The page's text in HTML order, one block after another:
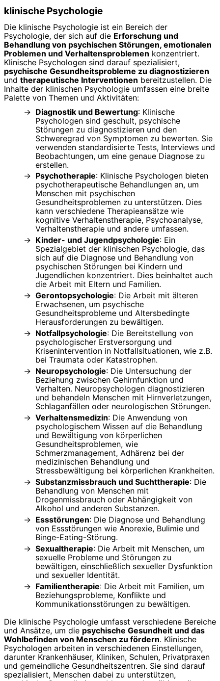
klinische Psychologie
Die klinische Psychologie ist ein Bereich der
Psychologie, der sich auf die Erforschung und
Behandlung von psychischen Störungen, emotionalen
Problemen und Verhaltensproblemen konzentriert.
Klinische Psychologen sind darauf spezialisiert,
psychische Gesundheitsprobleme zu diagnostizieren
und therapeutische Interventionen bereitzustellen. Die
Inhalte der klinischen Psychologie umfassen eine breite
Palette von Themen und Aktivitäten:
Diagnostik und Bewertung: Klinische
Psychologen sind geschult, psychische
Störungen zu diagnostizieren und den
Schweregrad von Symptomen zu bewerten. Sie
verwenden standardisierte Tests, Interviews und
Beobachtungen, um eine genaue Diagnose zu
erstellen.
Psychotherapie: Klinische Psychologen bieten
psychotherapeutische Behandlungen an, um
Menschen mit psychischen
Gesundheitsproblemen zu unterstützen. Dies
kann verschiedene Therapieansätze wie
kognitive Verhaltenstherapie, Psychoanalyse,
Verhaltenstherapie und andere umfassen.
Kinder- und Jugendpsychologie: Ein
Spezialgebiet der klinischen Psychologie, das
sich auf die Diagnose und Behandlung von
psychischen Störungen bei Kindern und
Jugendlichen konzentriert. Dies beinhaltet auch
die Arbeit mit Eltern und Familien.
Gerontopsychologie: Die Arbeit mit älteren
Erwachsenen, um psychische
Gesundheitsprobleme und Altersbedingte
Herausforderungen zu bewältigen.
Notfallpsychologie: Die Bereitstellung von
psychologischer Erstversorgung und
Krisenintervention in Notfallsituationen, wie z.B.
bei Traumata oder Katastrophen.
Neuropsychologie: Die Untersuchung der
Beziehung zwischen Gehirnfunktion und
Verhalten. Neuropsychologen diagnostizieren
und behandeln Menschen mit Hirnverletzungen,
Schlaganfällen oder neurologischen Störungen.
Verhaltensmedizin: Die Anwendung von
psychologischem Wissen auf die Behandlung
und Bewältigung von körperlichen
Gesundheitsproblemen, wie
Schmerzmanagement, Adhärenz bei der
medizinischen Behandlung und
Stressbewältigung bei körperlichen Krankheiten.
Substanzmissbrauch und Suchttherapie: Die
Behandlung von Menschen mit
Drogenmissbrauch oder Abhängigkeit von
Alkohol und anderen Substanzen.
Essstörungen: Die Diagnose und Behandlung
von Essstörungen wie Anorexie, Bulimie und
Binge-Eating-Störung.
Sexualtherapie: Die Arbeit mit Menschen, um
sexuelle Probleme und Störungen zu
bewältigen, einschließlich sexueller Dysfunktion
und sexueller Identität.
Familientherapie: Die Arbeit mit Familien, um
Beziehungsprobleme, Konflikte und
Kommunikationsstörungen zu bewältigen.
Die klinische Psychologie umfasst verschiedene Bereiche
und Ansätze, um die psychische Gesundheit und das
Wohlbefinden von Menschen zu fördern. Klinische
Psychologen arbeiten in verschiedenen Einstellungen,
darunter Krankenhäuser, Kliniken, Schulen, Privatpraxen
und gemeindliche Gesundheitszentren. Sie sind darauf
spezialisiert, Menschen dabei zu unterstützen,